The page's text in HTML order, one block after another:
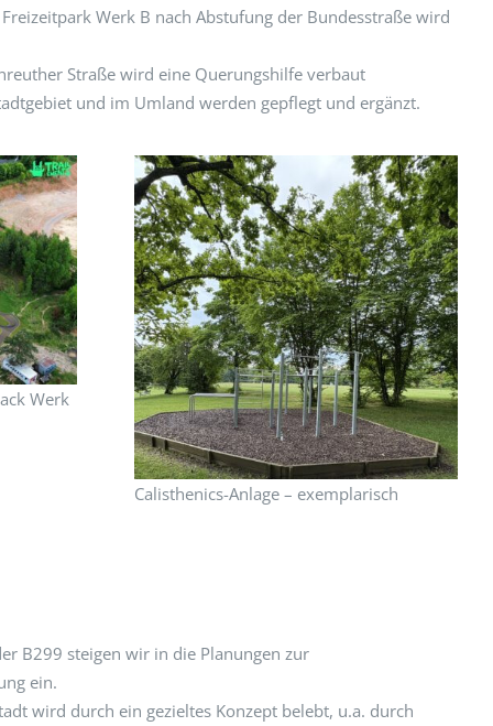
Werk B nach Abstufung der Bundesstraße wird
Straße wird eine Querungshilfe verbaut
und im Umland werden gepflegt und ergänzt.
Werk
Calisthenics-Anlage – exemplarisch
B299 steigen wir in die Planungen zur
ein.
wird durch ein gezieltes Konzept belebt, u.a. durch